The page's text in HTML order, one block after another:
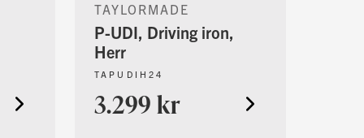
TAYLORMADE
P-UDI, Driving iron,
Herr
TAPUDIH24
3.299 kr